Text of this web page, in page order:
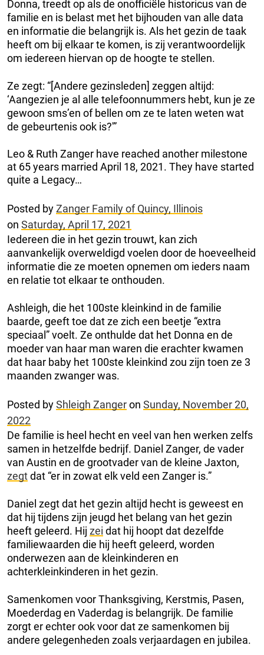
Donna, treedt op als de onofficiële historicus van de
familie en is belast met het bijhouden van alle data
en informatie die belangrijk is. Als het gezin de taak
heeft om bij elkaar te komen, is zij verantwoordelijk
om iedereen hiervan op de hoogte te stellen.
Ze zegt: “[Andere gezinsleden] zeggen altijd:
‘Aangezien je al alle telefoonnummers hebt, kun je ze
gewoon sms’en of bellen om ze te laten weten wat
de gebeurtenis ook is?'”
Leo & Ruth Zanger have reached another milestone
at 65 years married April 18, 2021. They have started
quite a Legacy…
Posted byZanger Family of Quincy, Illinois
on Saturday, April 17, 2021
Iedereen die in het gezin trouwt, kan zich
aanvankelijk overweldigd voelen door de hoeveelheid
informatie die ze moeten opnemen om ieders naam
en relatie tot elkaar te onthouden.
Ashleigh, die het 100ste kleinkind in de familie
baarde, geeft toe dat ze zich een beetje “extra
speciaal” voelt. Ze onthulde dat het Donna en de
moeder van haar man waren die erachter kwamen
dat haar baby het 100ste kleinkind zou zijn toen ze 3
maanden zwanger was.
Posted byShleigh Zangeron Sunday, November 20,
2022
De familie is heel hecht en veel van hen werken zelfs
samen in hetzelfde bedrijf. Daniel Zanger, de vader
van Austin en de grootvader van de kleine Jaxton,
zegtdat “er in zowat elk veld een Zanger is.”
Daniel zegt dat het gezin altijd hecht is geweest en
dat hij tijdens zijn jeugd het belang van het gezin
heeft geleerd. Hij zei dat hij hoopt dat dezelfde
familiewaarden die hij heeft geleerd, worden
onderwezen aan de kleinkinderen en
achterkleinkinderen in het gezin.
Samenkomen voor Thanksgiving, Kerstmis, Pasen,
Moederdag en Vaderdag is belangrijk. De familie
zorgt er echter ook voor dat ze samenkomen bij
andere gelegenheden zoals verjaardagen en jubilea.